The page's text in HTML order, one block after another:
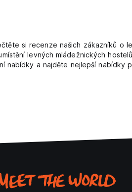
si recenze našich zákazníků
levných mládežnických
nabídky a najděte nejlepší